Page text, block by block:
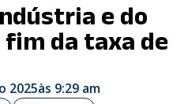
e do
da taxa de
2025às 9:29 am